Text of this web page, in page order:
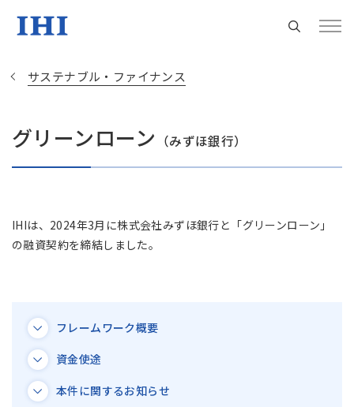
Change
Location
アジア大洋州 (English)
サステナブル・ファイナンス
グリーンローン （みずほ銀行）
IHIは、2024年3月に株式会社みずほ銀行と「グリーンローン」
の融資契約を締結しました。
フレームワーク概要
資金使途
本件に関するお知らせ